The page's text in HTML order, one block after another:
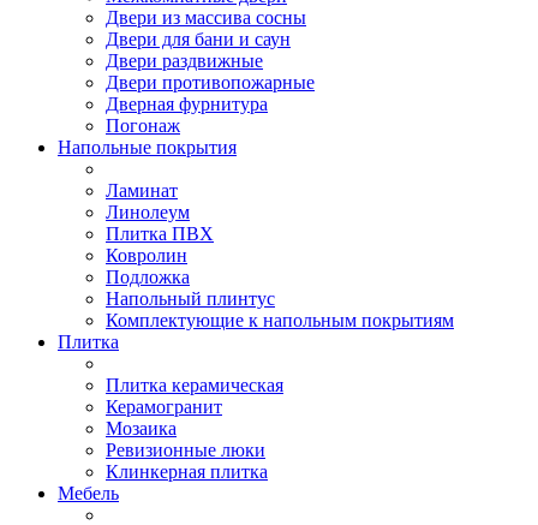
Двери из массива сосны
Двери для бани и саун
Двери раздвижные
Двери противопожарные
Дверная фурнитура
Погонаж
Напольные покрытия
Ламинат
Линолеум
Плитка ПВХ
Ковролин
Подложка
Напольный плинтус
Комплектующие к напольным покрытиям
Плитка
Плитка керамическая
Керамогранит
Мозаика
Ревизионные люки
Клинкерная плитка
Мебель